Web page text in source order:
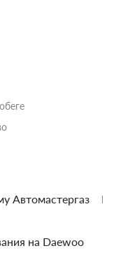
Автомастергаз
на Daewoo